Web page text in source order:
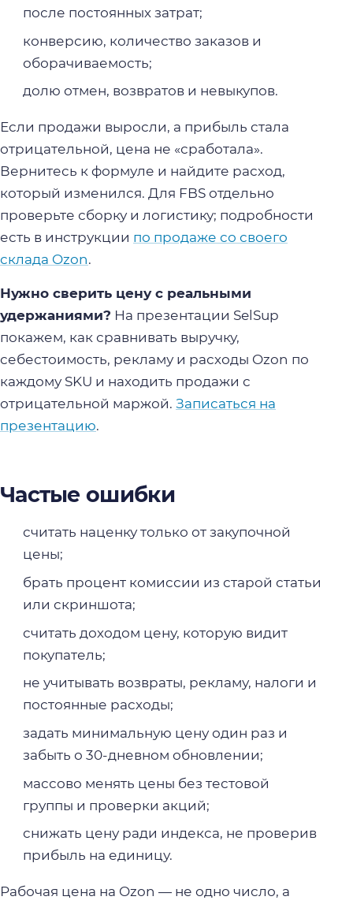
после постоянных затрат;
конверсию, количество заказов и
оборачиваемость;
долю отмен, возвратов и невыкупов.
Если продажи выросли, а прибыль стала
отрицательной, цена не «сработала».
Вернитесь к формуле и найдите расход,
который изменился. Для FBS отдельно
проверьте сборку и логистику; подробности
есть в инструкции по продаже со своего
склада Ozon.
Нужно сверить цену с реальными
удержаниями? На презентации SelSup
покажем, как сравнивать выручку,
себестоимость, рекламу и расходы Ozon по
каждому SKU и находить продажи с
отрицательной маржой. Записаться на
презентацию.
Частые ошибки
считать наценку только от закупочной
цены;
брать процент комиссии из старой статьи
или скриншота;
считать доходом цену, которую видит
покупатель;
не учитывать возвраты, рекламу, налоги и
постоянные расходы;
задать минимальную цену один раз и
забыть о 30-дневном обновлении;
массово менять цены без тестовой
группы и проверки акций;
снижать цену ради индекса, не проверив
прибыль на единицу.
Рабочая цена на Ozon — не одно число, а